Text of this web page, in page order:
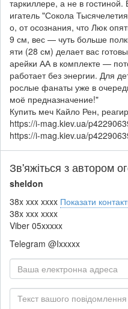
таркиллере, а не в гостиной.
игатель "Сокола
о, от осознания, что Люк
9 см, вес — чуть больше
яти (28 см) делает вас
арейки АА в комплекте —
работает без энергии. Для
рослые фанаты уже в
моё предназначение!"
Купить меч Кайло Рен,
https://i-mag.kiev.ua/
https://i-mag.kiev.ua/
Зв'яжіться з автором
sheldon
38x xxx xxxx Показати
38x xxx xxxx
Viber 05xxxxx
Telegram @Ixxxxx